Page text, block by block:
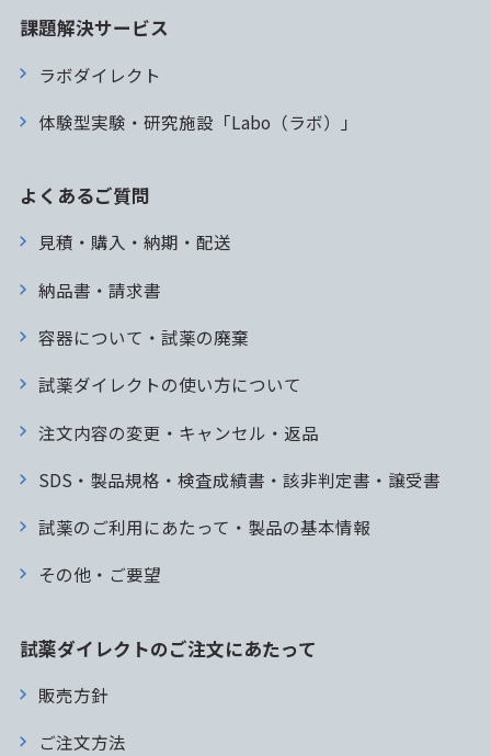
課題解決サービス
ラボダイレクト
体験型実験・研究施設「Labo（ラボ）」
よくあるご質問
見積・購入・納期・配送
納品書・請求書
容器について・試薬の廃棄
試薬ダイレクトの使い方について
注文内容の変更・キャンセル・返品
SDS・製品規格・検査成績書・該非判定書・譲受書
試薬のご利用にあたって・製品の基本情報
その他・ご要望
試薬ダイレクトのご注文にあたって
販売方針
ご注文方法